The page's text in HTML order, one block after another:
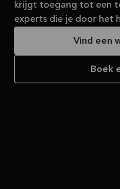
krijgt toegang tot een
experts die je door het
Vind een
Boek